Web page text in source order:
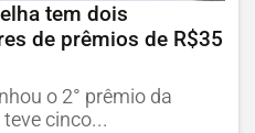
tem dois
de prêmios de R$35
o 2° prêmio da
cinco...